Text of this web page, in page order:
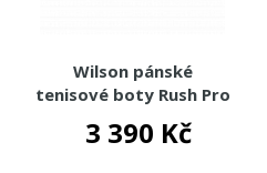
Wilson pánské
tenisové boty Rush Pro
3 390 Kč